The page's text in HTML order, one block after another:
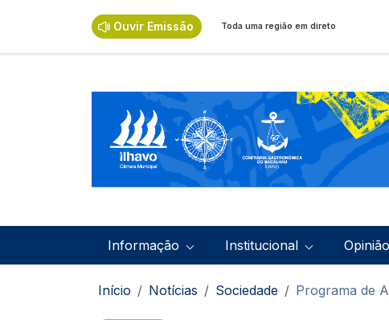
Ouvir Emissão Toda uma região em direto
Navegação principal
Informação Institucional Opinião
Navegação estrutural
Início Notícias Sociedade Programa de